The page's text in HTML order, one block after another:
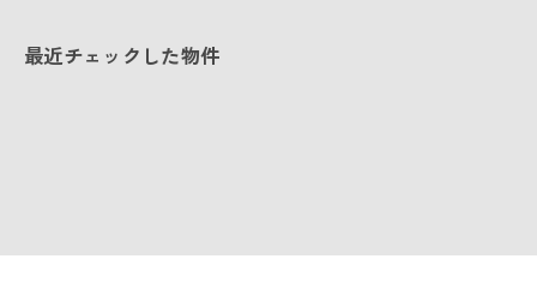
最近チェックした物件